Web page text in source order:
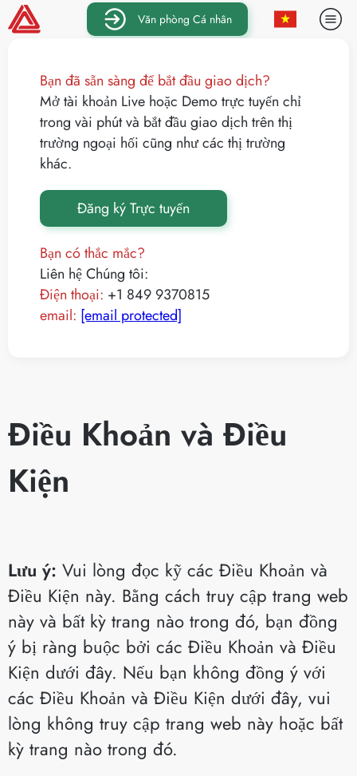
Văn phòng Cá nhân
Bạn đã sẵn sàng để bắt đầu giao dịch?
Mở tài khoản Live hoặc Demo trực tuyến chỉ
trong vài phút và bắt đầu giao dịch trên thị
trường ngoại hối cũng như các thị trường
khác.
Đăng ký Trực tuyến
Bạn có thắc mắc?
Liên hệ Chúng tôi:
Điện thoại: +1 849 9370815
email: [email protected]
Điều Khoản và Điều
Kiện
Lưu ý: Vui lòng đọc kỹ các Điều Khoản và
Điều Kiện này. Bằng cách truy cập trang web
này và bất kỳ trang nào trong đó, bạn đồng
ý bị ràng buộc bởi các Điều Khoản và Điều
Kiện dưới đây. Nếu bạn không đồng ý với
các Điều Khoản và Điều Kiện dưới đây, vui
lòng không truy cập trang web này hoặc bất
kỳ trang nào trong đó.